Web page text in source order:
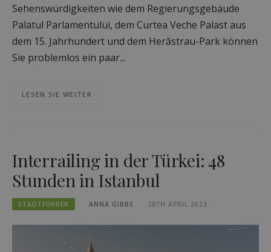
Sehenswürdigkeiten wie dem Regierungsgebäude
Palatul Parlamentului, dem Curtea Veche Palast aus
dem 15. Jahrhundert und dem Herăstrau-Park können
Sie problemlos ein paar...
LESEN SIE WEITER
Interrailing in der Türkei: 48
Stunden in Istanbul
STADTFÜHRER ANNA GIBBS 28TH APRIL 2023